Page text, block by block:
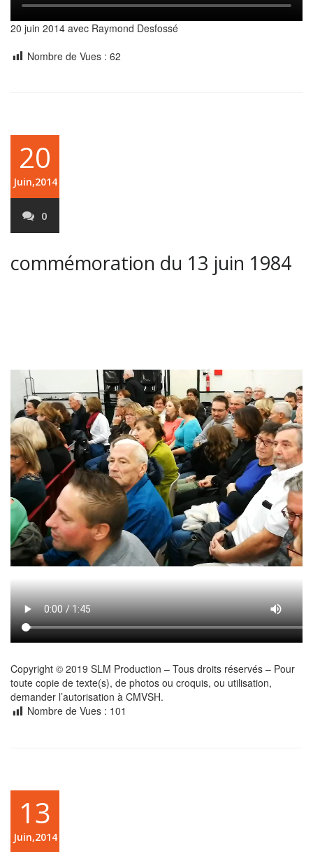
20 juin 2014 avec Raymond Desfossé
Nombre de Vues : 62
20
Juin,2014
0
commémoration du 13 juin 1984
Copyright © 2019 SLM Production – Tous droits réservés – Pour
toute copie de texte(s), de photos ou croquis, ou utilisation,
demander l’autorisation à CMVSH.
Nombre de Vues : 101
13
Juin,2014